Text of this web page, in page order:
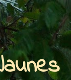
principal